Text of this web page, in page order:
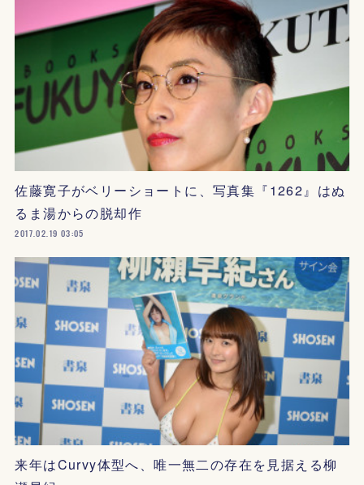
佐藤寛子がベリーショートに、写真集『1262』はぬ
るま湯からの脱却作
2017.02.19 03:05
来年はCurvy体型へ、唯一無二の存在を見据える柳